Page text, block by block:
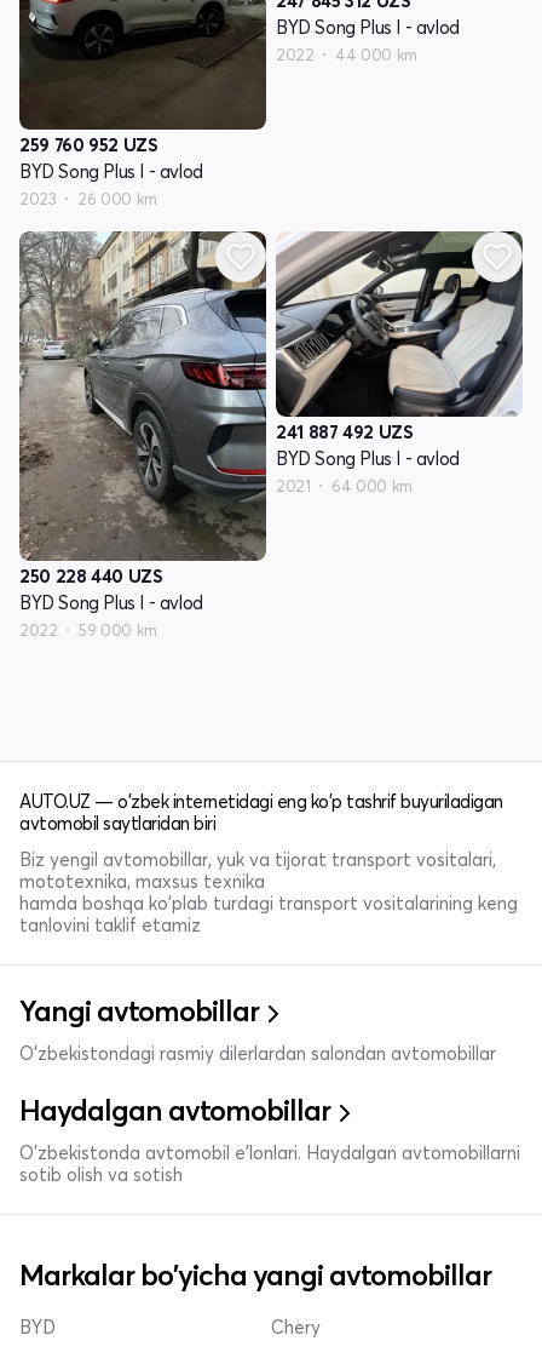
259 760 952 UZS
BYD Song Plus I - avlod
2023 26 000 km
BYD Song Plus I - avlod
2022 44 000 km
250 228 440 UZS
BYD Song Plus I - avlod
2022 59 000 km
241 887 492 UZS
BYD Song Plus I - avlod
2021 64 000 km
AUTO.UZ — o'zbek internetidagi eng ko'p tashrif buyuriladigan
avtomobil saytlaridan biri
Biz yengil avtomobillar, yuk va tijorat transport vositalari,
mototexnika, maxsus texnika
hamda boshqa ko'plab turdagi transport vositalarining keng
tanlovini taklif etamiz
Yangi avtomobillar
O'zbekistondagi rasmiy dilerlardan salondan avtomobillar
Haydalgan avtomobillar
O'zbekistonda avtomobil e’lonlari. Haydalgan avtomobillarni
sotib olish va sotish
Markalar bo'yicha yangi avtomobillar
BYD Chery